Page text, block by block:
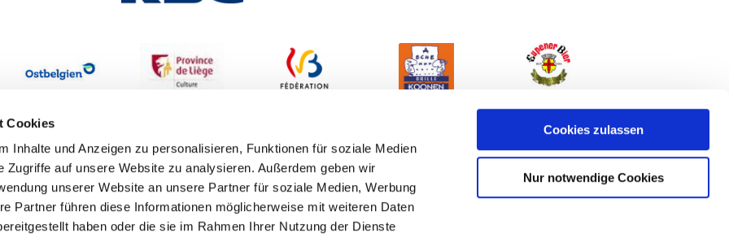
Cookies
Inhalte und Anzeigen zu personalisieren, Funktionen für soziale Medien
Zugriffe auf unsere Website zu analysieren. Außerdem geben wir
unserer Website an unsere Partner für soziale Medien, Werbung
Partner führen diese Informationen möglicherweise mit weiteren Daten
haben oder die sie im Rahmen Ihrer Nutzung der Dienste
Cookies zulassen
Nur notwendige Cookies